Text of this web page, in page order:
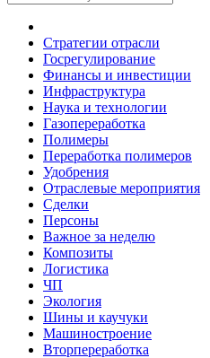
Стратегии отрасли
Госрегулирование
Финансы и инвестиции
Инфраструктура
Наука и технологии
Газопереработка
Полимеры
Переработка полимеров
Удобрения
Отраслевые мероприятия
Сделки
Персоны
Важное за неделю
Композиты
Логистика
ЧП
Экология
Шины и каучуки
Машиностроение
Вторпереработка